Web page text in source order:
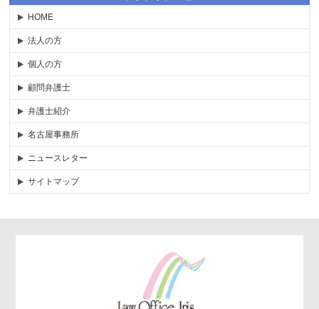
HOME
法人の方
個人の方
顧問弁護士
弁護士紹介
名古屋事務所
ニュースレター
サイトマップ